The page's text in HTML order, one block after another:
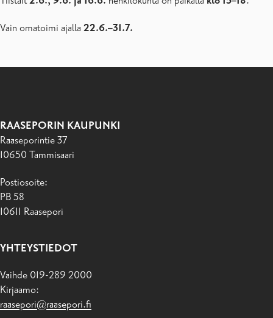
Vain omatoimi ajalla 22.6.–31.7.
RAASEPORIN KAUPUNKI
Raaseporintie 37
10650 Tammisaari
Postiosoite:
PB 58
10611 Raasepori
YHTEYSTIEDOT
Vaihde 019-289 2000
Kirjaamo:
raasepori@raasepori.fi